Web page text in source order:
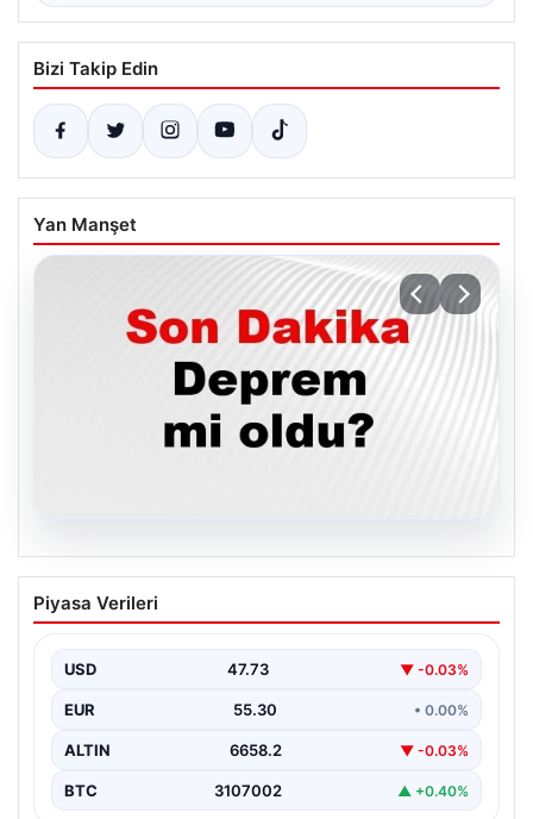
Bizi Takip Edin
Yan Manşet
09.08.2026
Son dakika Kahramanmaraş’ta deprem
mi oldu? Az önce deprem
Kahramanmaraş deprem Kandilli ve
AFAD son depremler listesi 09 Ağustos
{"title": "Kahramanmaraş'ta Son Dakika Deprem Haberi
tarihi…
Piyasa Verileri
USD 47.73 ▼ -0.03%
EUR 55.30 • 0.00%
ALTIN 6658.2 ▼ -0.03%
BTC 3107002 ▲ +0.40%